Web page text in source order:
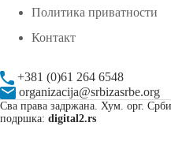
Политика приватности
Контакт
+381 (0)61 264 6548
organizacija@srbizasrbe.org
Сва права задржана. Хум. орг.
подршка: digital2.rs